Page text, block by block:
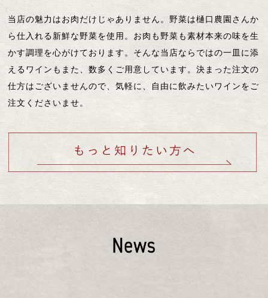
当店の魅力はお肉だけじゃありません。野菜は樋口農園さんか
ら仕入れる新鮮な野菜を使用。お肉も野菜も素材本来の味を生
かす調理を心がけております。そんな当店ならではの一皿に添
えるワインもまた、数多くご用意しています。決まった注文の
仕方はございませんので、気軽に、自由に飲みたいワインをご
注文くださいませ。